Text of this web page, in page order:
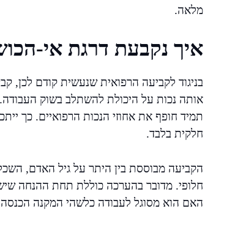
מלאה.
איך נקבעת דרגת אי-
בניגוד לקביעה הרפואית שנעשית קודם
אותה נכות על היכולת להשתלב בשוק
תמיד חופף את אחוזי הנכות הרפואיים. כך
חלקית בלבד.
הקביעה מבוססת בין היתר על גיל האדם,
חלופי. מדובר בהערכה כוללת תחת ההנחה
האם הוא מסוגל לעבודה כלשהי המקנה